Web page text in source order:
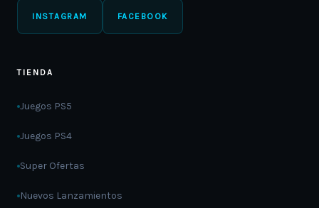
INSTAGRAM FACEBOOK
TIENDA
Juegos PS5
Juegos PS4
Super Ofertas
Nuevos Lanzamientos